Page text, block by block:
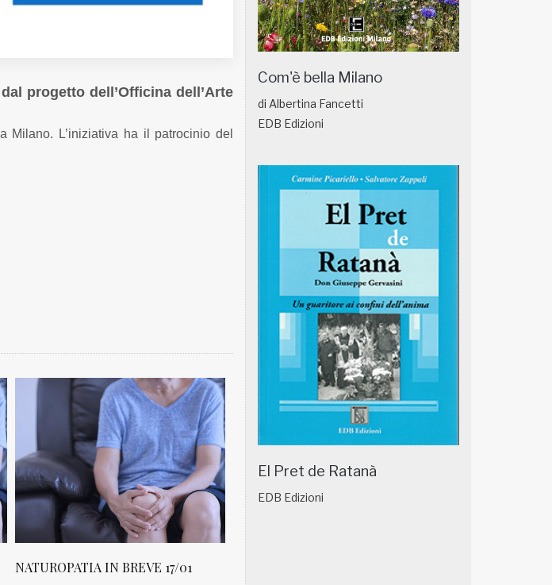
progetto dell’Officina dell’Arte
L’iniziativa ha il patrocinio del
17/01 NATUROPATIA IN BREVE 16/01
Com'è bella Milano
di Albertina Fancetti
EDB Edizioni
El Pret de Ratanà
EDB Edizioni